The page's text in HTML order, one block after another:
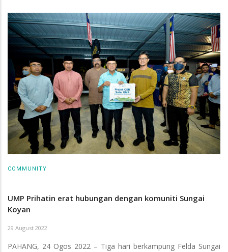
COMMUNITY
UMP Prihatin erat hubungan dengan komuniti Sungai
Koyan
29 August 2022
PAHANG, 24 Ogos 2022 – Tiga hari berkampung Felda Sungai